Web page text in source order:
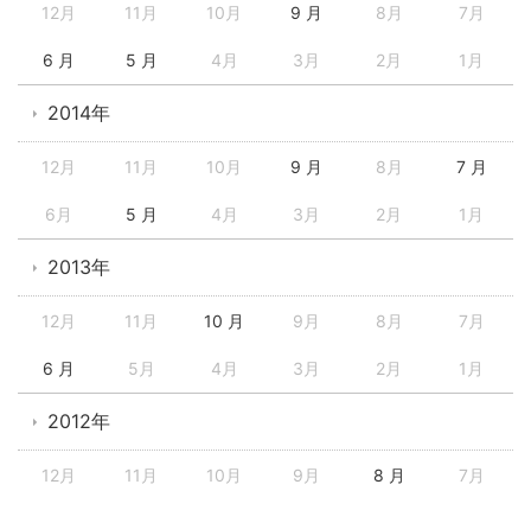
12月 11月 10月 9 月 8月 7月
6 月 5 月 4月 3月 2月 1月
2014年
12月 11月 10月 9 月 8月 7 月
6月 5 月 4月 3月 2月 1月
2013年
12月 11月 10 月 9月 8月 7月
6 月 5月 4月 3月 2月 1月
2012年
12月 11月 10月 9月 8 月 7月